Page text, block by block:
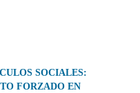
SOCIALES:
FORZADO EN